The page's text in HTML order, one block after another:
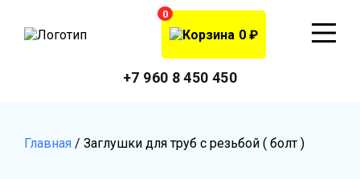
0₽
+7 960 8 450 450
Главная / Заглушки для труб с резьбой ( болт )